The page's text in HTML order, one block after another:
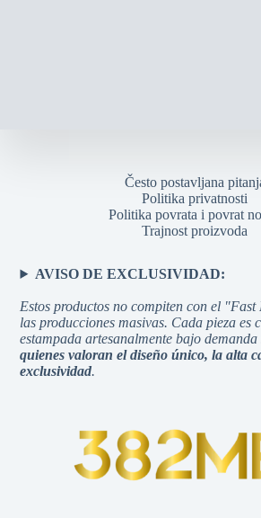
Često postavljana
Politika privatnosti
Politika povrata i povrat
Trajnost proizvoda
AVISO DE EXCLUSIVIDAD:
Estos productos no compiten con el
las producciones masivas. Cada pieza es
estampada artesanalmente bajo demanda
quienes valoran el diseño único, la alta
exclusividad.